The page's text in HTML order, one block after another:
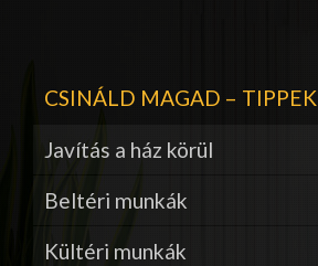
CSINÁLD MAGAD – TIPPEK
Javítás a ház körül
Beltéri munkák
Kültéri munkák